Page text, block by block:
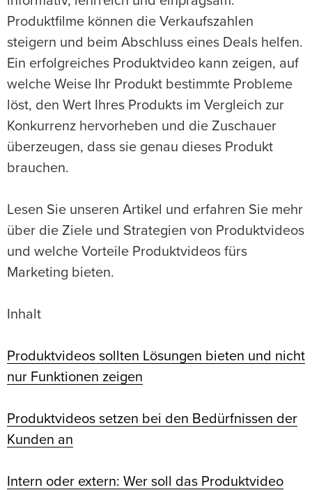
Produktfilme können die Verkaufszahlen
steigern und beim Abschluss eines Deals helfen.
Ein erfolgreiches Produktvideo kann zeigen, auf
welche Weise Ihr Produkt bestimmte Probleme
löst, den Wert Ihres Produkts im Vergleich zur
Konkurrenz hervorheben und die Zuschauer
überzeugen, dass sie genau dieses Produkt
brauchen.
Lesen Sie unseren Artikel und erfahren Sie mehr
über die Ziele und Strategien von Produktvideos
und welche Vorteile Produktvideos fürs
Marketing bieten.
Inhalt
Produktvideos sollten Lösungen bieten und nicht
nur Funktionen zeigen
Produktvideos setzen bei den Bedürfnissen der
Kunden an
Intern oder extern: Wer soll das Produktvideo